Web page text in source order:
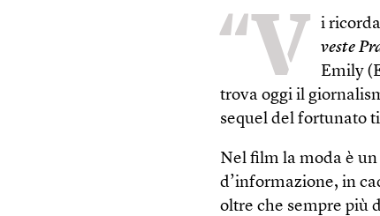
“V i
veste
Emily
trova oggi il
sequel del fortunato
Nel film la moda è
d’informazione, in
oltre che sempre più